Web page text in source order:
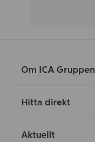
Om ICA Gruppen
Hitta direkt
Aktuellt